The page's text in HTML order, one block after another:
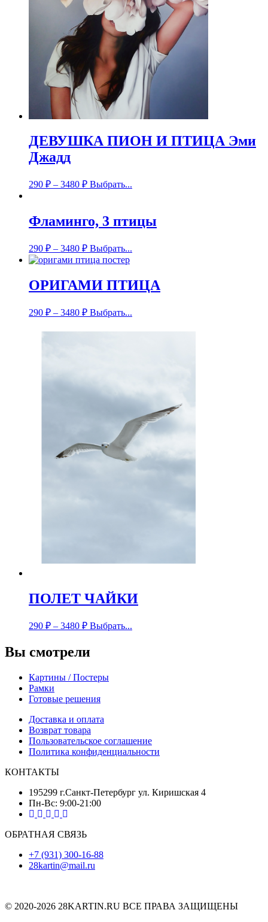
ДЕВУШКА ПИОН И ПТИЦА Эми
Джадд
290 ₽ – 3480 ₽ Выбрать...
Фламинго, 3 птицы
290 ₽ – 3480 ₽ Выбрать...
ОРИГАМИ ПТИЦА
290 ₽ – 3480 ₽ Выбрать...
ПОЛЕТ ЧАЙКИ
290 ₽ – 3480 ₽ Выбрать...
Вы смотрели
Картины / Постеры
Рамки
Готовые решения
Доставка и оплата
Возврат товара
Пользовательское соглашение
Политика конфиденциальности
КОНТАКТЫ
195299 г.Санкт-Петербург ул. Киришская 4
Пн-Вс: 9:00-21:00
ОБРАТНАЯ СВЯЗЬ
+7 (931) 300-16-88
28kartin@mail.ru
© 2020-2026 28KARTIN.RU ВСЕ ПРАВА ЗАЩИЩЕНЫ